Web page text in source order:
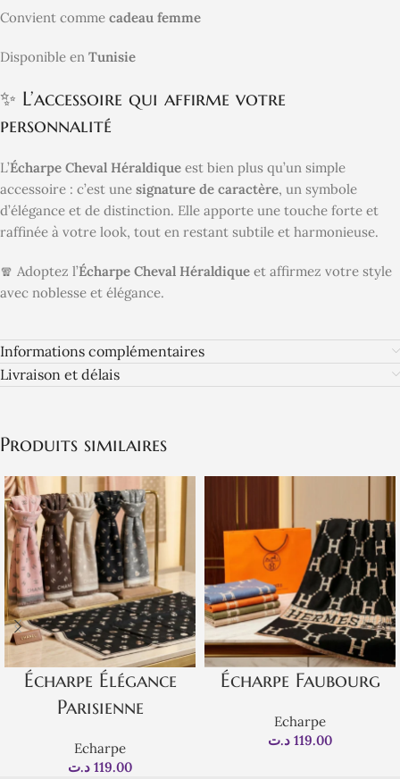
Convient comme cadeau femme
Disponible en Tunisie
✨ L’accessoire qui affirme votre
personnalité
L’Écharpe Cheval Héraldique est bien plus qu’un simple
accessoire : c’est une signature de caractère, un symbole
d’élégance et de distinction. Elle apporte une touche forte et
raffinée à votre look, tout en restant subtile et harmonieuse.
🧣 Adoptez l’Écharpe Cheval Héraldique et affirmez votre style
avec noblesse et élégance.
Informations complémentaires
Livraison et délais
Produits similaires
Écharpe Élégance
Parisienne
Echarpe
119.00 د.ت
Écharpe Faubourg
Echarpe
119.00 د.ت